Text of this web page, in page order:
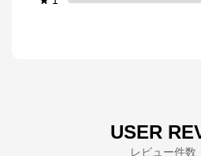
USER
レビュー件数